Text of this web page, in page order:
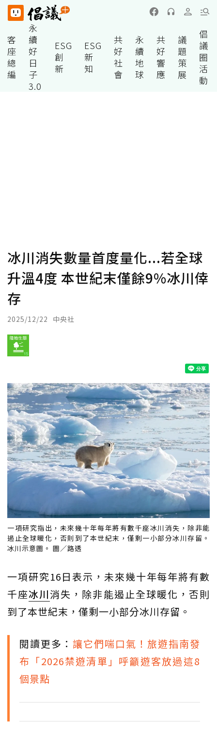
客
座
總
編
永
續
好
日
子
3.0
ESG
創
新
ESG
新
知
共
好
社
會
永
續
地
球
共
好
響
應
議
題
策
展
倡
議
圈
活
動
冰川消失數量首度量化...若全球
升溫4度 本世紀末僅餘9%冰川倖
存
2025/12/22 中央社
一項研究指出，未來幾十年每年將有數千座冰川消失，除非能
遏止全球暖化，否則到了本世紀末，僅剩一小部分冰川存留。
冰川示意圖。 圖／路透
一項研究16日表示，未來幾十年每年將有數
千座冰川消失，除非能遏止全球暖化，否則
到了本世紀末，僅剩一小部分冰川存留。
閱讀更多： 讓它們喘口氣！旅遊指南發
布「2026禁遊清單」呼籲遊客放過這8
個景點